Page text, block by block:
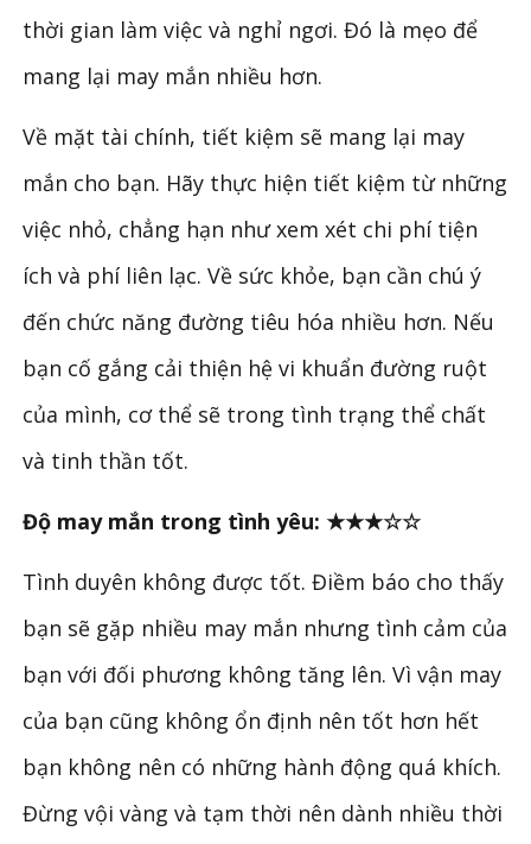
thời gian làm việc và nghỉ ngơi. Đó là mẹo để
mang lại may mắn nhiều hơn.
Về mặt tài chính, tiết kiệm sẽ mang lại may
mắn cho bạn. Hãy thực hiện tiết kiệm từ những
việc nhỏ, chẳng hạn như xem xét chi phí tiện
ích và phí liên lạc. Về sức khỏe, bạn cần chú ý
đến chức năng đường tiêu hóa nhiều hơn. Nếu
bạn cố gắng cải thiện hệ vi khuẩn đường ruột
của mình, cơ thể sẽ trong tình trạng thể chất
và tinh thần tốt.
Độ may mắn trong tình yêu: ★★★☆☆
Tình duyên không được tốt. Điềm báo cho thấy
bạn sẽ gặp nhiều may mắn nhưng tình cảm của
bạn với đối phương không tăng lên. Vì vận may
của bạn cũng không ổn định nên tốt hơn hết
bạn không nên có những hành động quá khích.
Đừng vội vàng và tạm thời nên dành nhiều thời